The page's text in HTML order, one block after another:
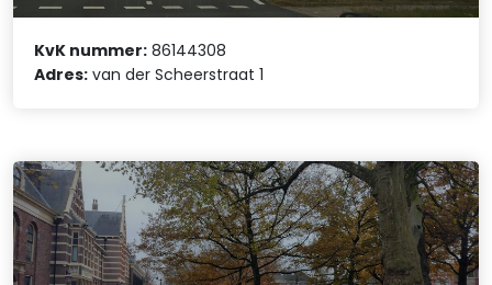
KvK nummer: 86144308
Adres: van der Scheerstraat 1